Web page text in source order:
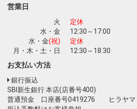
営業日
火
定休
水・金
12:30～17:00
水・金(祝)
定休
月・木・土・日
12:30～18:30
お支払い方法
銀行振込
SBI新生銀行 本店(店番号400)
普通預金 口座番号0419276 ヒラヤ